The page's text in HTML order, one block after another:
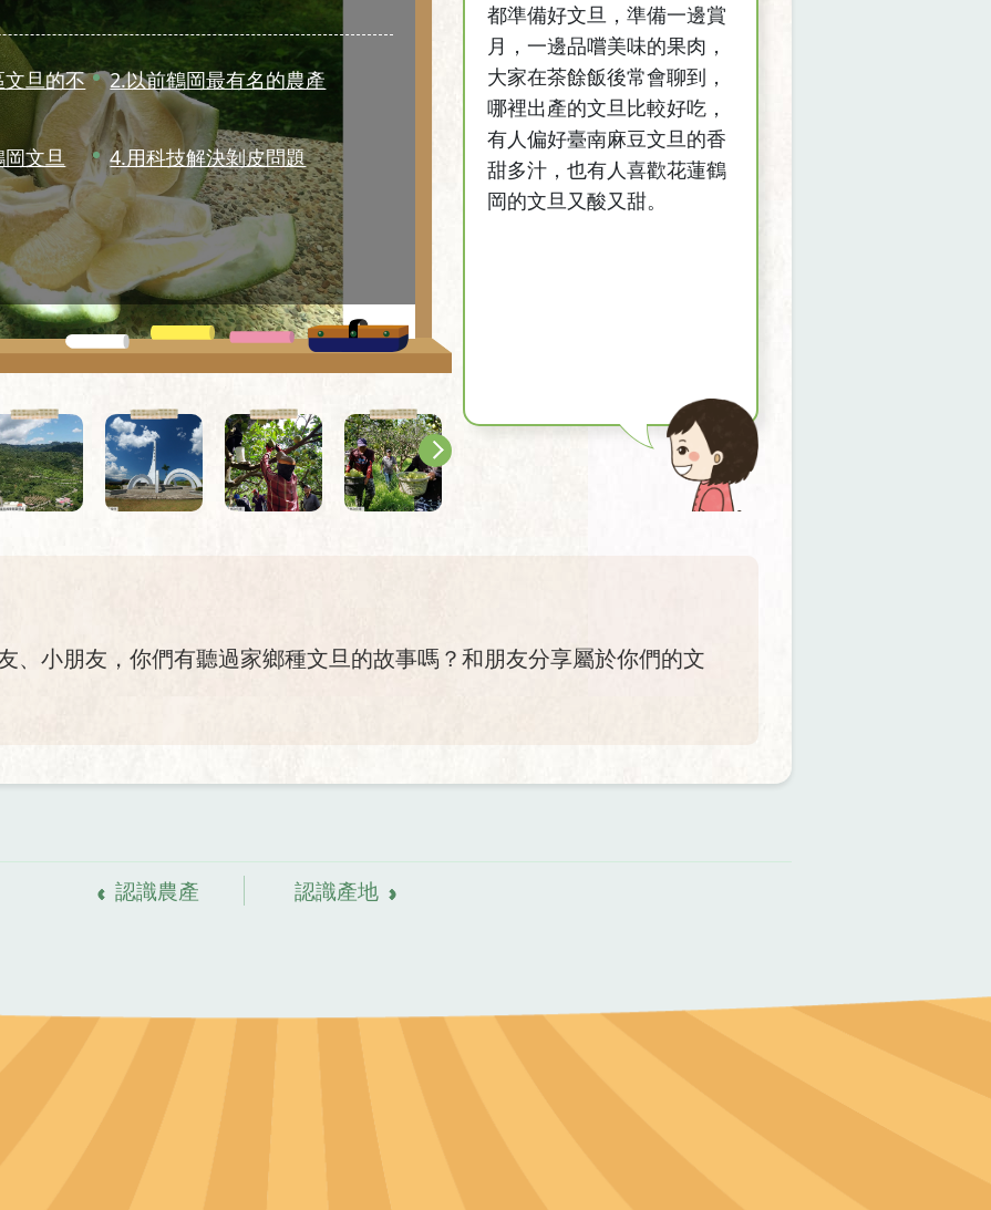
文旦的不
2.以前鶴岡最有名的農產
文旦 4.用科技解決剝皮問題
都準備好文旦，準備一邊賞
月，一邊品嚐美味的果肉，
大家在茶餘飯後常會聊到，
哪裡出產的文旦比較好吃，
有人偏好臺南麻豆文旦的香
甜多汁，也有人喜歡花蓮鶴
岡的文旦又酸又甜。
、小朋友，你們有聽過家鄉種文旦的故事嗎？和朋友分享屬於你們的文
認識農產 認識產地